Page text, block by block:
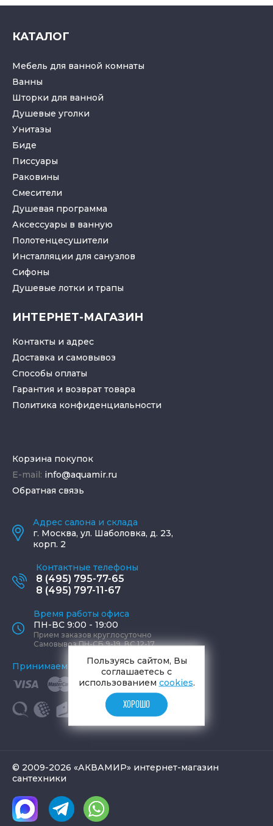
КАТАЛОГ
Мебель для ванной комнаты
Ванны
Шторки для ванной
Душевые уголки
Унитазы
Биде
Писсуары
Раковины
Смесители
Душевая программа
Аксессуары в ванную
Полотенцесушители
Инсталляции для санузлов
Cифоны
Душевые лотки и трапы
ИНТЕРНЕТ-МАГАЗИН
Контакты и адрес
Доставка и самовывоз
Способы оплаты
Гарантия и возврат товара
Политика конфиденциальности
Корзина покупок
E-mail: info@aquamir.ru
Обратная связь
Адрес салона и склада
г. Москва, ул. Шаболовка, д. 23,
корп. 2
Контактные телефоны
8 (495) 795-77-65
8 (495) 797-11-67
Время работы офиса
ПН-ВС 9:00 - 19:00
Прием заказов круглосуточно
Самовывоз ПН-СБ 9-19, ВС 12-17
Принимаем к оплате
© 2009-2026 «АКВАМИР» интернет-магазин
сантехники
Пользуясь сайтом, Вы
соглашаетесь с
использованием cookies.
ХОРОШО